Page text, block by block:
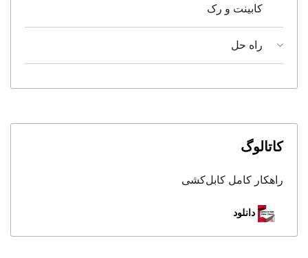
کابینت و رک
راه حل
کاتالوگ
راهکار کامل کابل‌کشی
دانلود